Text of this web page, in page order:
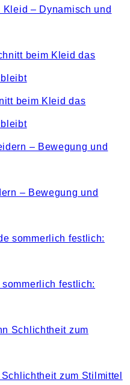
– Dynamisch und
beim Kleid das
– Bewegung und
festlich:
zum Stilmittel